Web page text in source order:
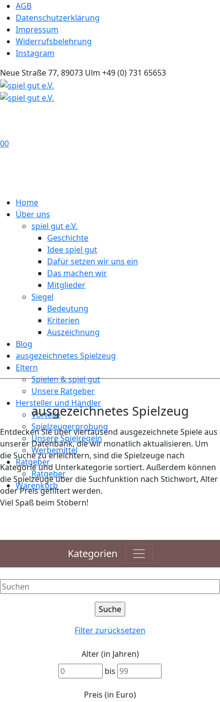
AGB
Datenschutzerklärung
Impressum
Widerrufsbelehrung
Instagram
Neue Straße 77, 89073 Ulm +49 (0) 731 65653
00
Home
Über uns
spiel gut e.V.
Geschichte
Idee spiel gut
Dafür setzen wir uns ein
Das machen wir
Mitglieder
Siegel
Bedeutung
Kriterien
Auszeichnung
Blog
ausgezeichnetes Spielzeug
Eltern
Spielen & spiel gut
Unsere Ratgeber
Hersteller und Händler
Vorteile
Spielzeugerprobung
Unsere Spielregeln
Werbemittel
Ratgeber
Ratgeber
Warenkorb
ausgezeichnetes Spielzeug
Entdecken Sie über viertausend ausgezeichnete Spiele aus
unserer Datenbank, die wir monatlich aktualisieren. Um
die Suche zu erleichtern, sind die Spielzeuge nach
Kategorie und Unterkategorie sortiert. Außerdem können
die Spielzeuge über die Suchfunktion nach Stichwort, Alter
oder Preis gefiltert werden.
Viel Spaß beim Stöbern!
Kategorien
Filter zurücksetzen
Alter (in Jahren)
bis
Preis (in Euro)